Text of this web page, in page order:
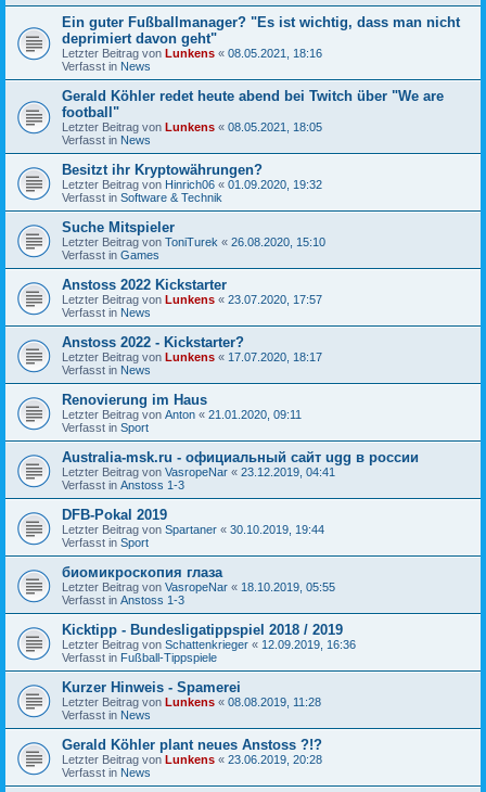
Ein guter Fußballmanager? "Es ist wichtig, dass man nicht
deprimiert davon geht"
Letzter Beitrag von Lunkens « 08.05.2021, 18:16
Verfasst in News
Gerald Köhler redet heute abend bei Twitch über "We are
football"
Letzter Beitrag von Lunkens « 08.05.2021, 18:05
Verfasst in News
Besitzt ihr Kryptowährungen?
Letzter Beitrag von Hinrich06 « 01.09.2020, 19:32
Verfasst in Software & Technik
Suche Mitspieler
Letzter Beitrag von ToniTurek « 26.08.2020, 15:10
Verfasst in Games
Anstoss 2022 Kickstarter
Letzter Beitrag von Lunkens « 23.07.2020, 17:57
Verfasst in News
Anstoss 2022 - Kickstarter?
Letzter Beitrag von Lunkens « 17.07.2020, 18:17
Verfasst in News
Renovierung im Haus
Letzter Beitrag von Anton « 21.01.2020, 09:11
Verfasst in Sport
Australia-msk.ru - официальный сайт ugg в россии
Letzter Beitrag von VasropeNar « 23.12.2019, 04:41
Verfasst in Anstoss 1-3
DFB-Pokal 2019
Letzter Beitrag von Spartaner « 30.10.2019, 19:44
Verfasst in Sport
биомикроскопия глаза
Letzter Beitrag von VasropeNar « 18.10.2019, 05:55
Verfasst in Anstoss 1-3
Kicktipp - Bundesligatippspiel 2018 / 2019
Letzter Beitrag von Schattenkrieger « 12.09.2019, 16:36
Verfasst in Fußball-Tippspiele
Kurzer Hinweis - Spamerei
Letzter Beitrag von Lunkens « 08.08.2019, 11:28
Verfasst in News
Gerald Köhler plant neues Anstoss ?!?
Letzter Beitrag von Lunkens « 23.06.2019, 20:28
Verfasst in News